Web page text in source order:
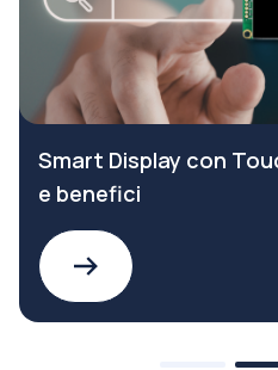
Smart Display con
e benefici